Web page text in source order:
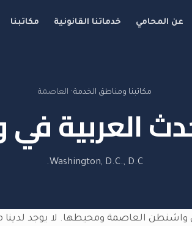
عن المحامي خدماتنا القانونية مكاتبنا
مكاتبنا ومناطق الخدمة · العاصمة
العربية في
Washington, D.C., D.C.
واشنطن العاصمة ومحيطها. لا يوجد لدينا